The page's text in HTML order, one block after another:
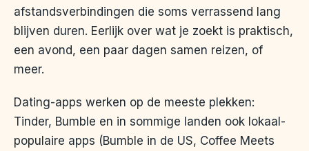
afstandsverbindingen die soms verrassend lang
blijven duren. Eerlijk over wat je zoekt is praktisch,
een avond, een paar dagen samen reizen, of
meer.
Dating-apps werken op de meeste plekken:
Tinder, Bumble en in sommige landen ook lokaal-
populaire apps (Bumble in de US, Coffee Meets